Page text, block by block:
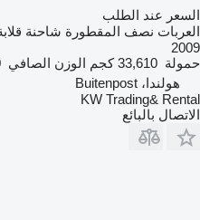
السعر عند الطلب
العربات نصف المقطورة شاحنة
2009
حمولة 33,610 كجم الوزن الصافي
هولندا، Buitenpost
KW Trading& Rental
الاتصال بالبائع